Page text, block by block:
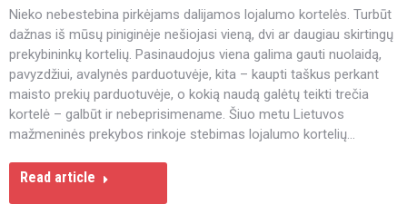
Nieko nebestebina pirkėjams dalijamos lojalumo kortelės. Turbūt
dažnas iš mūsų piniginėje nešiojasi vieną, dvi ar daugiau skirtingų
prekybininkų kortelių. Pasinaudojus viena galima gauti nuolaidą,
pavyzdžiui, avalynės parduotuvėje, kita – kaupti taškus perkant
maisto prekių parduotuvėje, o kokią naudą galėtų teikti trečia
kortelė – galbūt ir nebeprisimename. Šiuo metu Lietuvos
mažmeninės prekybos rinkoje stebimas lojalumo kortelių…
Read article